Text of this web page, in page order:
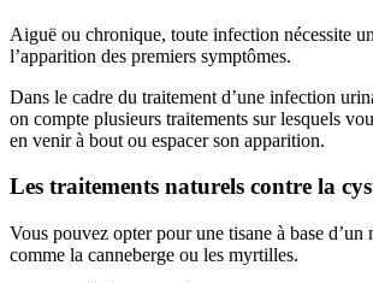
Aiguë ou chronique, toute infection nécessite
l’apparition des premiers symptômes.
Dans le cadre du traitement d’une infection
on compte plusieurs traitements sur lesquels
en venir à bout ou espacer son apparition.
Les traitements naturels contre la
Vous pouvez opter pour une tisane à base d’un
comme la canneberge ou les myrtilles.